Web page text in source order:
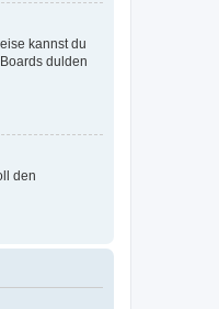
kannst du
dulden
den